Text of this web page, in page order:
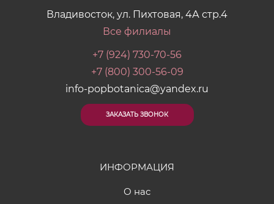
Владивосток, ул. Пихтовая, 4А стр.4
Все филиалы
+7 (924) 730-70-56
+7 (800) 300-56-09
info-popbotanica@yandex.ru
ЗАКАЗАТЬ ЗВОНОК
ИНФОРМАЦИЯ
О нас